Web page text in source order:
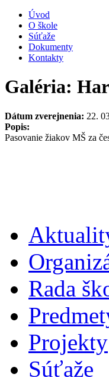
Úvod
O škole
Súťaže
Dokumenty
Kontakty
Galéria:
Dátum zverejnenia: 22.
Popis:
Pasovanie žiakov MŠ za
Rada
Projekty
Súťaže